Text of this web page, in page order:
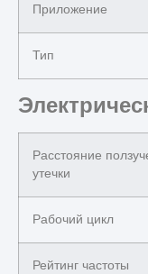
Приложение
Тип
Расстояние
утечки
Рабочий цикл
Рейтинг частоты